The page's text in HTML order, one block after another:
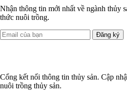
Nhận thông tin mới nhất về ngành thủy
thức nuôi trồng.
Đăng ký
Cổng kết nối thông tin thủy sản. Cập
nuôi trồng thủy sản.